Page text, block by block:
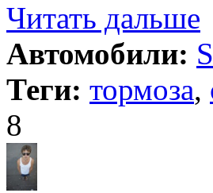
Читать дальше
Автомобили:
Теги: тормоза,
8